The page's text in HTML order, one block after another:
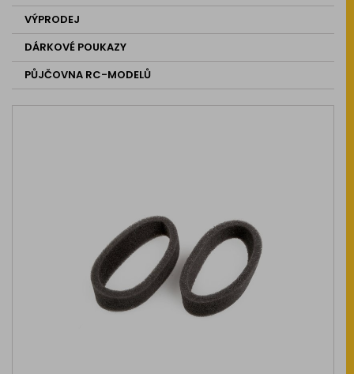
VÝPRODEJ
DÁRKOVÉ POUKAZY
PŮJČOVNA RC-MODELŮ